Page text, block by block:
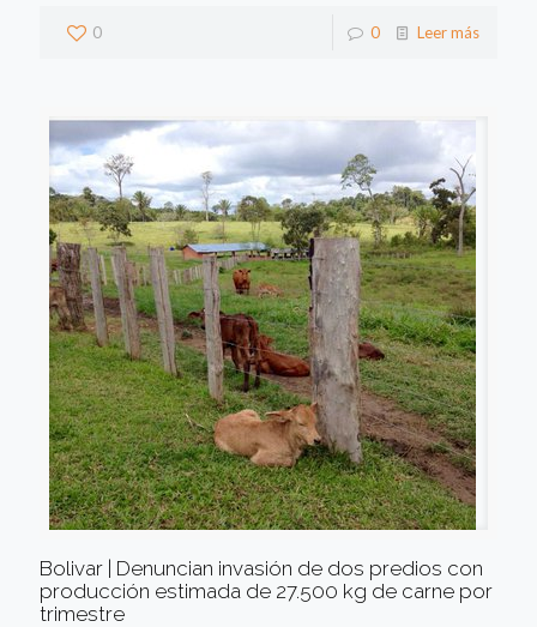
0 0 Leer más
Bolivar | Denuncian invasión de dos predios con
producción estimada de 27.500 kg de carne por
trimestre